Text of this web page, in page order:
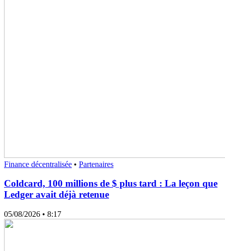
Finance décentralisée • Partenaires
Coldcard, 100 millions de $ plus tard : La leçon que
Ledger avait déjà retenue
05/08/2026 • 8:17